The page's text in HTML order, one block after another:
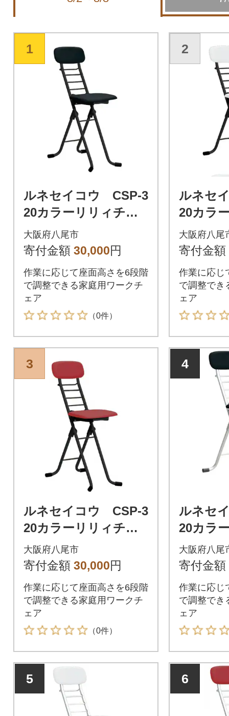
1
ルネセイコウ CSP-3
20カラーリリィチェ
ア(ブラック/ブラッ
ク)(D200)
大阪府八尾市
寄付金額 30,000円
作業に応じて座面高さを6段階
で調整できる家庭用ワークチ
ェア
（0件）
2
ルネセ
20カラ
ア(ブラ
ト
大阪府八尾
寄付金額
作業に応じ
で調整でき
ェア
3
ルネセイコウ CSP-3
20カラーリリィチェ
ア(ブラック/レッド)
(D200)
大阪府八尾市
寄付金額 30,000円
作業に応じて座面高さを6段階
で調整できる家庭用ワークチ
ェア
（0件）
4
ルネセ
20カラ
ア(シル
ク
大阪府八尾
寄付金額
作業に応じ
で調整でき
ェア
5 6